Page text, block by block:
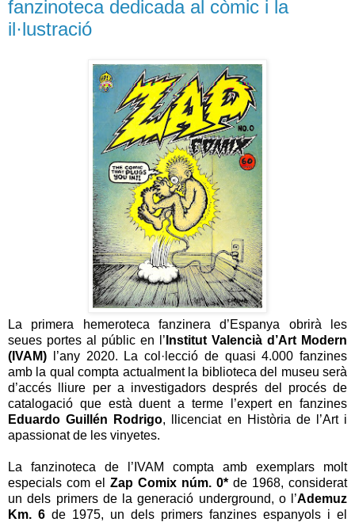
fanzinoteca dedicada al còmic i la
il·lustració
La primera hemeroteca fanzinera d’Espanya obrirà les
seues portes al públic en l’ Institut Valencià d’Art Modern
(IVAM) l’any 2020. La col·lecció de quasi 4.000 fanzines
amb la qual compta actualment la biblioteca del museu serà
d’accés lliure per a investigadors després del procés de
catalogació que està duent a terme l’expert en fanzines
Eduardo Guillén Rodrigo, llicenciat en Història de l’Art i
apassionat de les vinyetes.
La fanzinoteca de l’IVAM compta amb exemplars molt
especials com el Zap Comix núm. 0* de 1968, considerat
un dels primers de la generació underground, o l’Ademuz
Km. 6 de 1975, un dels primers fanzines espanyols i el